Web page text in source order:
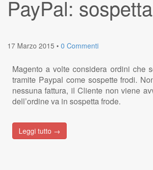
PayPal:
17 Marzo 2015 • 0 Commenti
Magento a volte considera ordini che
tramite Paypal come sospette frodi.
nessuna fattura, il Cliente non viene
dell’ordine va in sospetta frode.
Leggi tutto →